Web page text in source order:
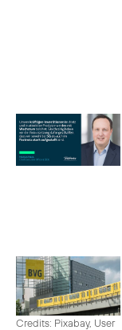
Credits: Pixabay, User